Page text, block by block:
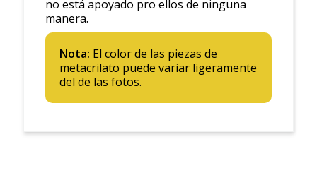
no está apoyado pro ellos de ninguna
manera.
Nota: El color de las piezas de
metacrilato puede variar ligeramente
del de las fotos.